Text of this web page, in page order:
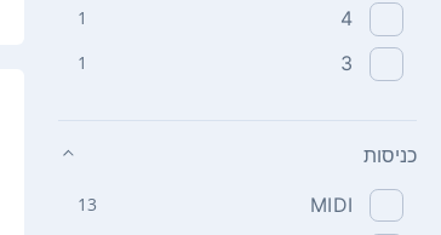
4
1
3
1
כניסות
MIDI
13